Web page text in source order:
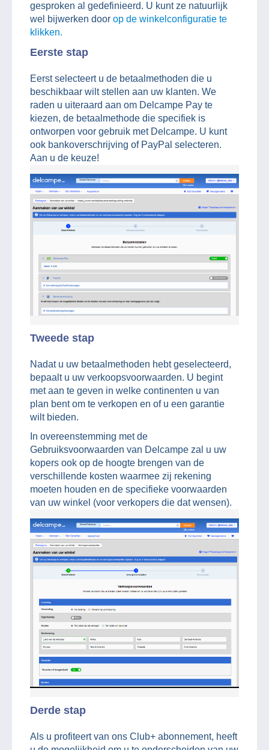
gesproken al gedefinieerd. U kunt ze natuurlijk
wel bijwerken door op de winkelconfiguratie te
klikken.
Eerste stap
Eerst selecteert u de betaalmethoden die u
beschikbaar wilt stellen aan uw klanten. We
raden u uiteraard aan om Delcampe Pay te
kiezen, de betaalmethode die specifiek is
ontworpen voor gebruik met Delcampe. U kunt
ook bankoverschrijving of PayPal selecteren.
Aan u de keuze!
Tweede stap
Nadat u uw betaalmethoden hebt geselecteerd,
bepaalt u uw verkoopsvoorwaarden. U begint
met aan te geven in welke continenten u van
plan bent om te verkopen en of u een garantie
wilt bieden.
In overeenstemming met de
Gebruiksvoorwaarden van Delcampe zal u uw
kopers ook op de hoogte brengen van de
verschillende kosten waarmee zij rekening
moeten houden en de specifieke voorwaarden
van uw winkel (voor verkopers die dat wensen).
Derde stap
Als u profiteert van ons Club+ abonnement, heeft